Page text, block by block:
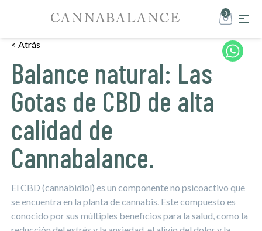
0
< Atrás
Balance natural: Las
Gotas de CBD de alta
calidad de
Cannabalance.
El CBD (cannabidiol) es un componente no psicoactivo que
se encuentra en la planta de cannabis. Este compuesto es
conocido por sus múltiples beneficios para la salud, como la